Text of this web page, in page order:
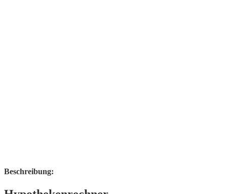
Beschreibung: